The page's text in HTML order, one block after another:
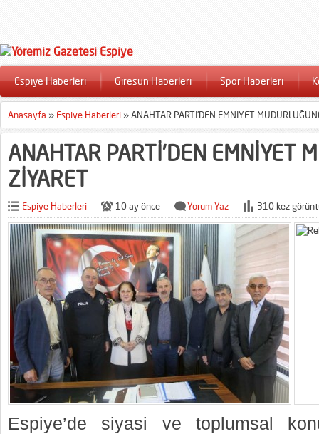
Espiye Haberleri Giresun Haberleri Spor Haberleri
Anasayfa » Espiye Haberleri »ANAHTAR PARTİ’DEN EMNİYET
ANAHTAR PARTİ’DEN EMNİYET
ZİYARET
Espiye Haberleri 10 ay önce Yorum Yaz 310 kez
Espiye’de siyasi ve toplumsal